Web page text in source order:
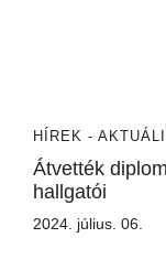
HÍREK -
Átvették
hallgatói
2024. július. 06.